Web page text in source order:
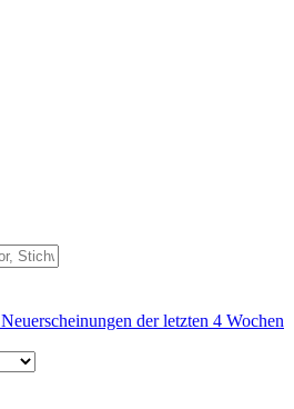
Neuerscheinungen der letzten 4 Wochen